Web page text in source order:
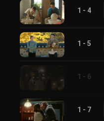
1 - 4
1 - 5
1 - 6
1 - 7